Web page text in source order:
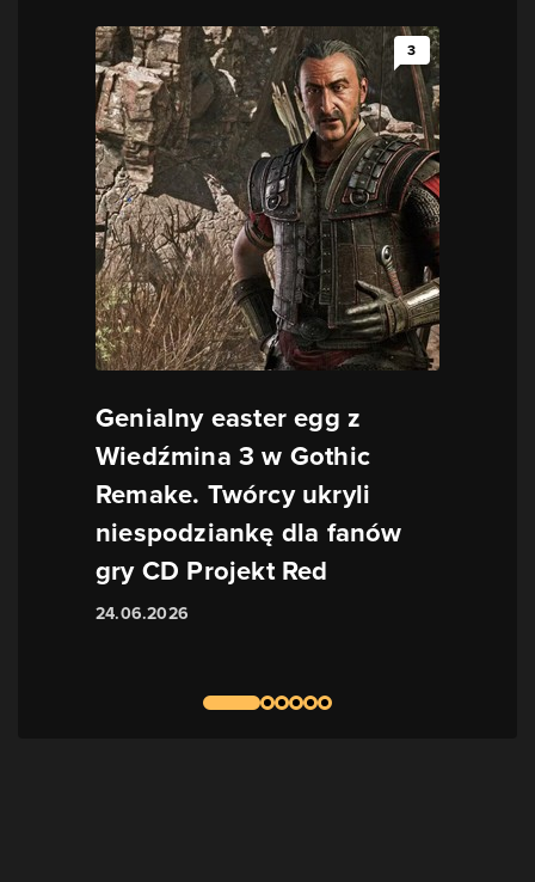
3
Genialny easter egg z
Wiedźmina 3 w Gothic
Remake. Twórcy ukryli
niespodziankę dla fanów
gry CD Projekt Red
24.06.2026